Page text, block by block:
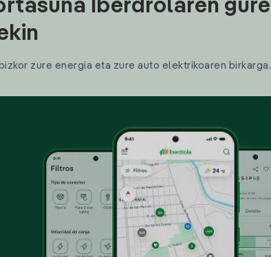
Iberdrolaren gure
zure energia eta zure auto elektrikoaren birkarga.